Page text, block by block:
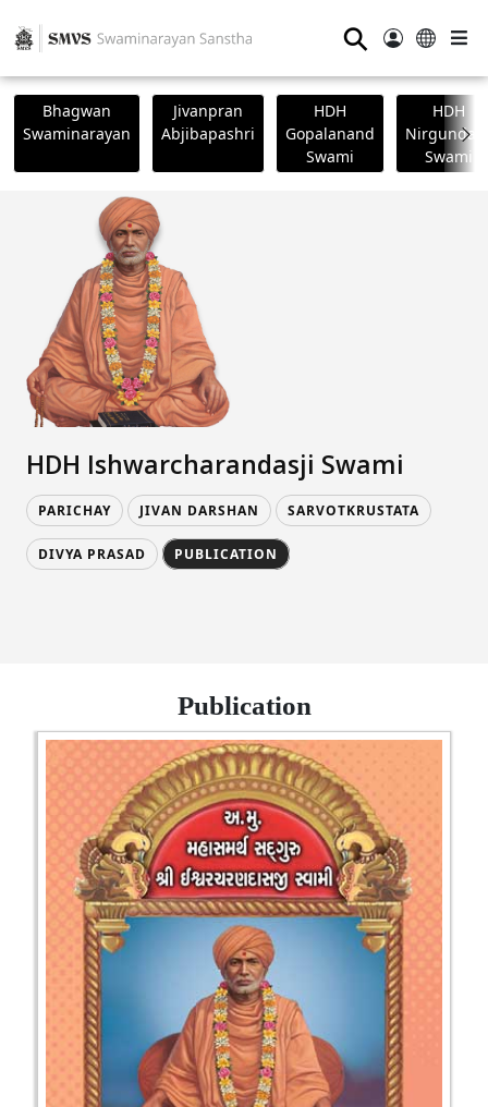
⚲
Bhagwan
Swaminarayan
Jivanpran
Abjibapashri
HDH
Gopalanand
Swami
HDH
Swami
HDH Ishwarcharandasji Swami
PARICHAY JIVAN DARSHAN SARVOTKRUSTATA
DIVYA PRASAD PUBLICATION
Publication